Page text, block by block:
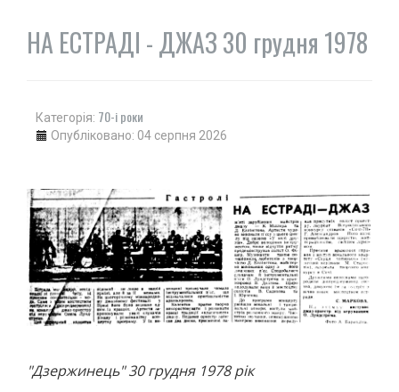
НА ЕСТРАДІ - ДЖАЗ 30 грудня 1978
Категорія: 70-і роки
Опубліковано: 04 серпня 2026
"Дзержинець" 30 грудня 1978 рік